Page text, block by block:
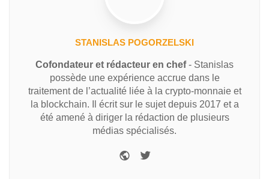
STANISLAS POGORZELSKI
Cofondateur et rédacteur en chef- Stanislas
possède une expérience accrue dans le
traitement de l’actualité liée à la crypto-monnaie et
la blockchain. Il écrit sur le sujet depuis 2017 et a
été amené à diriger la rédaction de plusieurs
médias spécialisés.